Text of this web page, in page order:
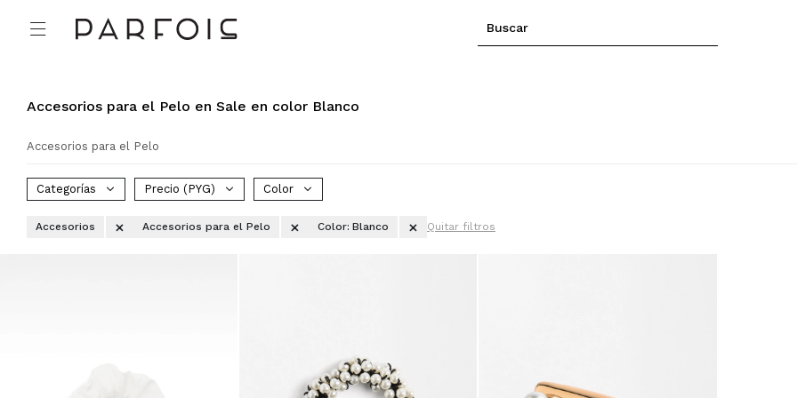

Accesorios para el Pelo en Sale en color Blanco
Accesorios para el Pelo
Categorías Precio (PYG) Color
Accesorios Accesorios para el Pelo Color: Blanco Quitar filtros